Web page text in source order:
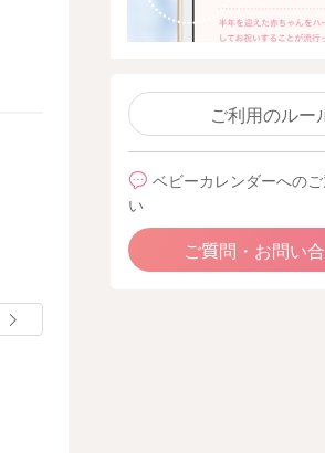
ご利用のルー
ベビーカレンダーへの
い
ご質問・お問い